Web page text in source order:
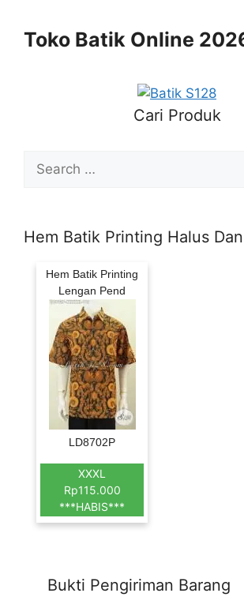
contentToko Batik Online
Cari Produk
for:
Hem Batik Printing Halus
Hem Batik Printing
Lengan Pend
LD8702P
XXXL
Rp115.000
***HABIS***
Bukti Pengiriman Barang